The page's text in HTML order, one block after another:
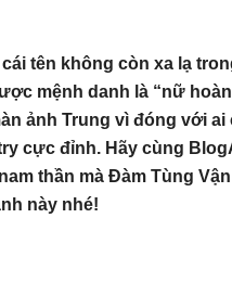
tên không còn xa lạ
mệnh danh là “nữ
ảnh Trung vì đóng với ai
cực đỉnh. Hãy cùng
thần mà Đàm Tùng
này nhé!